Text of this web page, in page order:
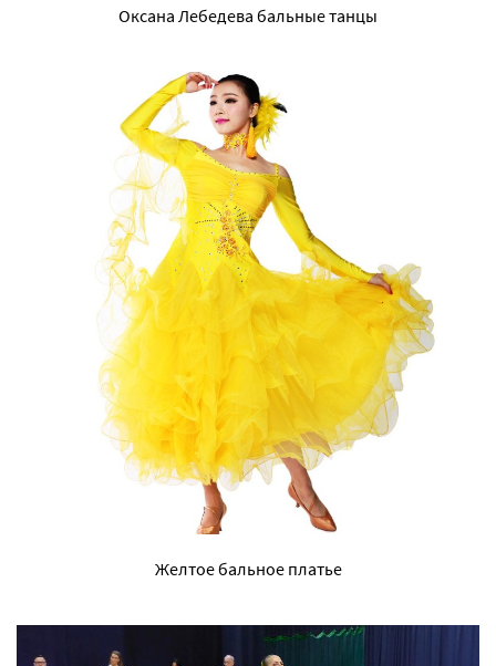
Оксана Лебедева бальные танцы
Желтое бальное платье